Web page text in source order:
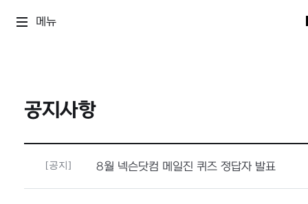
메뉴
공지사항
[공지] 8월 넥슨닷컴 메일진 퀴즈 정답자 발표